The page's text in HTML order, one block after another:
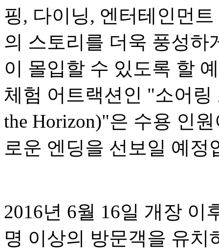
핑, 다이닝, 엔터테인먼
의 스토리를 더욱 풍성하
이 몰입할 수 있도록 할
체험 어트랙션인 "소어링
the Horizon)"은 수용 인
로운 엔딩을 선보일 예정
2016년 6월 16일 개장 이
명 이상의 방문객을 유